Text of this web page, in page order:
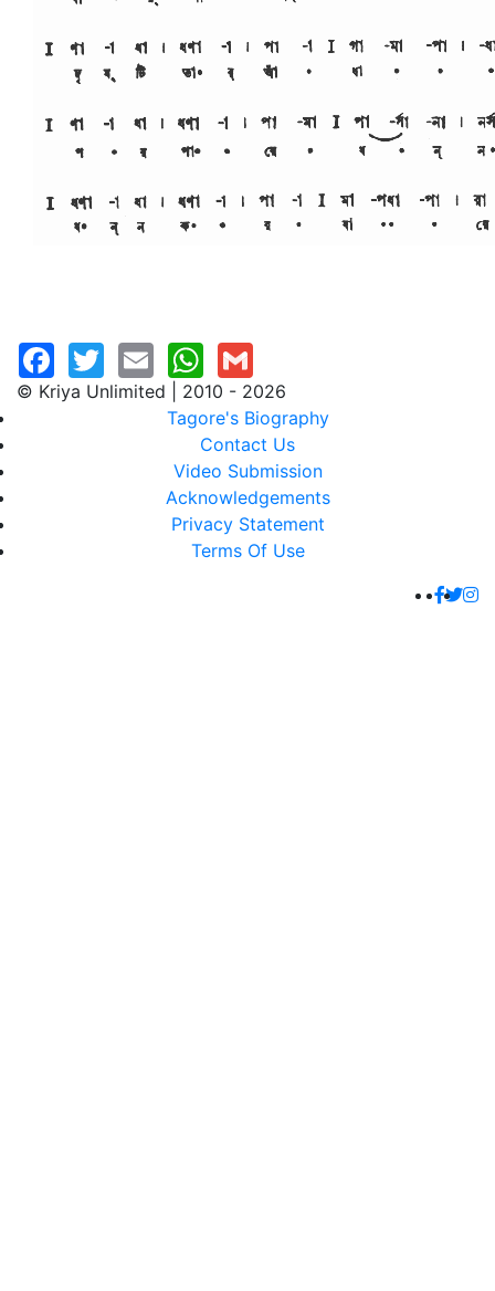
© Kriya Unlimited | 2010 - 2026
Tagore's Biography
Contact Us
Video Submission
Acknowledgements
Privacy Statement
Terms Of Use